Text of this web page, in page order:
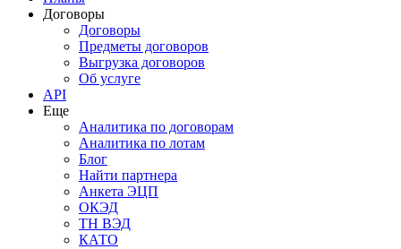
Договоры
Договоры
Предметы договоров
Выгрузка договоров
Об услуге
API
Еще
Аналитика по договорам
Аналитика по лотам
Блог
Найти партнера
Анкета ЭЦП
ОКЭД
ТН ВЭД
КАТО